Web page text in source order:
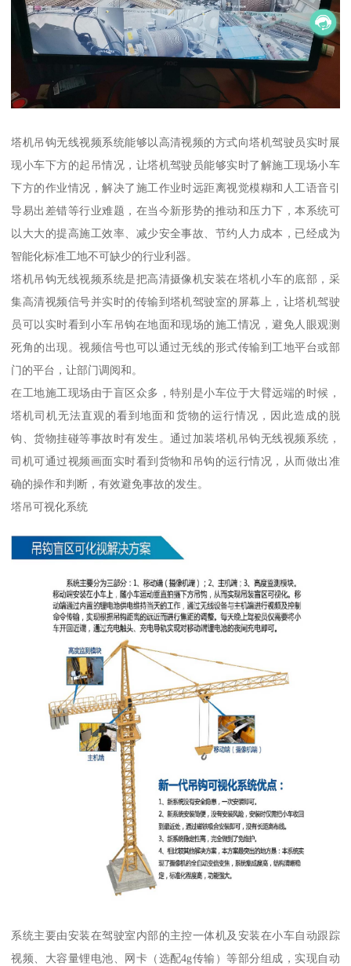
塔机吊钩无线视频系统能够以高清视频的方式向塔机驾驶员实时展
现小车下方的起吊情况，让塔机驾驶员能够实时了解施工现场小车
下方的作业情况，解决了施工作业时远距离视觉模糊和人工语音引
导易出差错等行业难题，在当今新形势的推动和压力下，本系统可
以大大的提高施工效率、减少安全事故、节约人力成本，已经成为
智能化标准工地不可缺少的行业利器。
塔机吊钩无线视频系统是把高清摄像机安装在塔机小车的底部，采
集高清视频信号并实时的传输到塔机驾驶室的屏幕上，让塔机驾驶
员可以实时看到小车吊钩在地面和现场的施工情况，避免人眼观测
死角的出现。视频信号也可以通过无线的形式传输到工地平台或部
门的平台，让部门调阅和。
在工地施工现场由于盲区众多，特别是小车位于大臂远端的时候，
塔机司机无法直观的看到地面和货物的运行情况，因此造成的脱
钩、货物挂碰等事故时有发生。通过加装塔机吊钩无线视频系统，
司机可通过视频画面实时看到货物和吊钩的运行情况，从而做出准
确的操作和判断，有效避免事故的发生。
塔吊可视化系统
系统主要由安装在驾驶室内部的主控一体机及安装在小车自动跟踪
视频、大容量锂电池、网卡（选配4g传输）等部分组成，实现自动